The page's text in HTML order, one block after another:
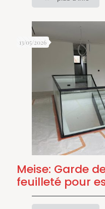
13/05/2026
Meise: Garde
feuilleté pour